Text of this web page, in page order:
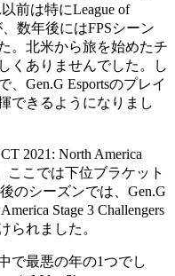
前は特にLeague of
数年後にはFPSシーン
。北米から旅を始めたチ
くありませんでした。し
Gen.G Esportsのプレイ
できるようになりまし
2021: North America
ここでは下位ブラケット
のシーズンでは、Gen.G
Stage 3 Challengers
られました。
で最悪の年の1つでし